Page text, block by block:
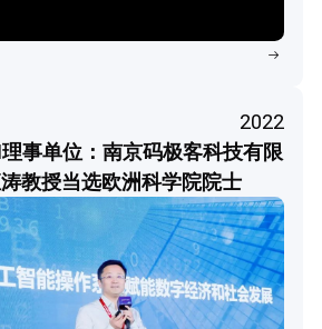
2022
事单位：南京码极客科技有限
教授当选欧洲科学院院士